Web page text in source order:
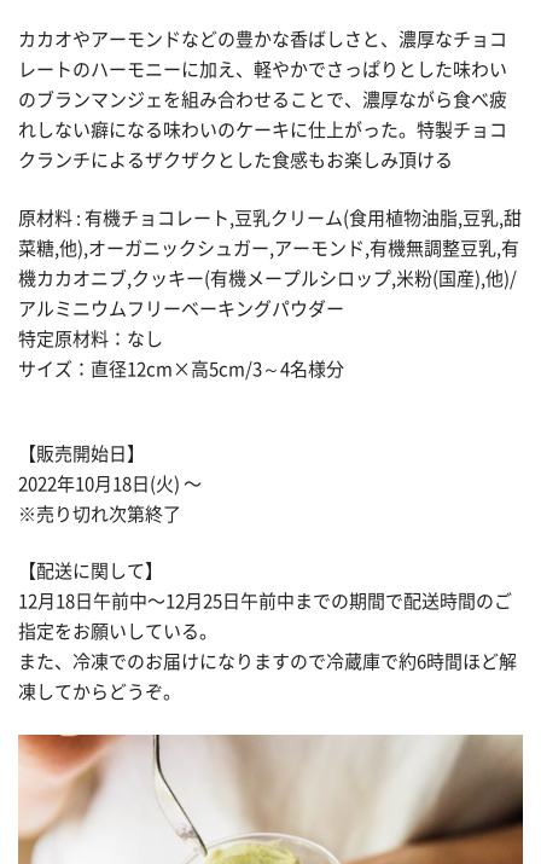
カカオやアーモンドなどの豊かな香ばしさと、濃厚なチョコ
レートのハーモニーに加え、軽やかでさっぱりとした味わい
のブランマンジェを組み合わせることで、濃厚ながら食べ疲
れしない癖になる味わいのケーキに仕上がった。特製チョコ
クランチによるザクザクとした食感もお楽しみ頂ける
原材料 : 有機チョコレート,豆乳クリーム(食用植物油脂,豆乳,甜
菜糖,他),オーガニックシュガー,アーモンド,有機無調整豆乳,有
機カカオニブ,クッキー(有機メープルシロップ,米粉(国産),他)/
アルミニウムフリーベーキングパウダー
特定原材料：なし
サイズ：直径12cm×高5cm/3～4名様分
【販売開始日】
2022年10月18日(火) 〜
※売り切れ次第終了
【配送に関して】
12月18日午前中〜12月25日午前中までの期間で配送時間のご
指定をお願いしている。
また、冷凍でのお届けになりますので冷蔵庫で約6時間ほど解
凍してからどうぞ。